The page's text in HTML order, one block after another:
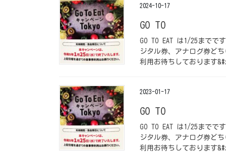
2024-10-17
GO TO
GO TO EAT は1/25までで
ジタル券、アナログ券ど
利用お待ちしております
2023-01-17
GO TO
GO TO EAT は1/25までで
ジタル券、アナログ券ど
利用お待ちしております